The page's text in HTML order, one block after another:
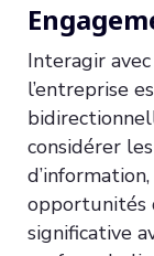
Interagir
l’entreprise
considérer
opportunités
significative